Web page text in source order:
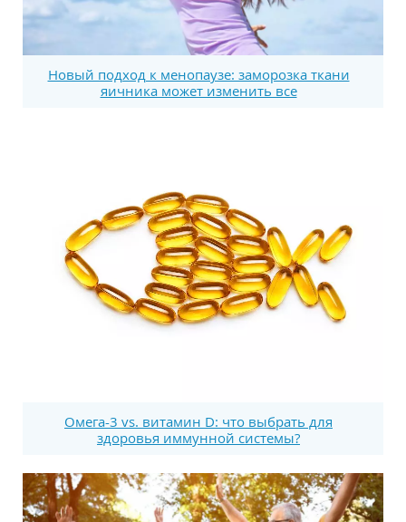
Новый подход к менопаузе: заморозка ткани
яичника может изменить все
Омега-3 vs. витамин D: что выбрать для
здоровья иммунной системы?